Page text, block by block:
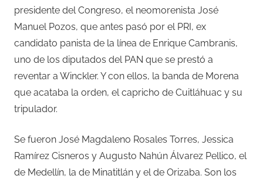
presidente del Congreso, el neomorenista José
Manuel Pozos, que antes pasó por el PRI, ex
candidato panista de la línea de Enrique Cambranis,
uno de los diputados del PAN que se prestó a
reventar a Winckler. Y con ellos, la banda de Morena
que acataba la orden, el capricho de Cuitláhuac y su
tripulador.
Se fueron José Magdaleno Rosales Torres, Jessica
Ramírez Cisneros y Augusto Nahún Álvarez Pellico, el
de Medellín, la de Minatitlán y el de Orizaba. Son los